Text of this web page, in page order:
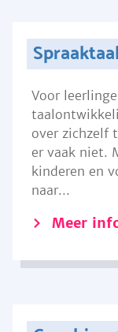
Voor
over zichzelf
er vaak niet.
kinderen en
naar...
Meer